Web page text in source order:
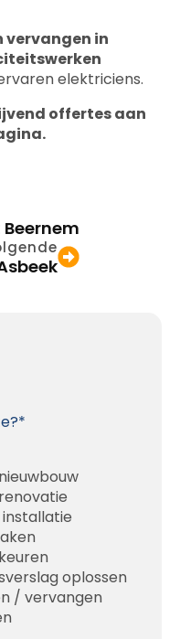
oplossen
/ vervangen
in
elektriciens.
offertes aan